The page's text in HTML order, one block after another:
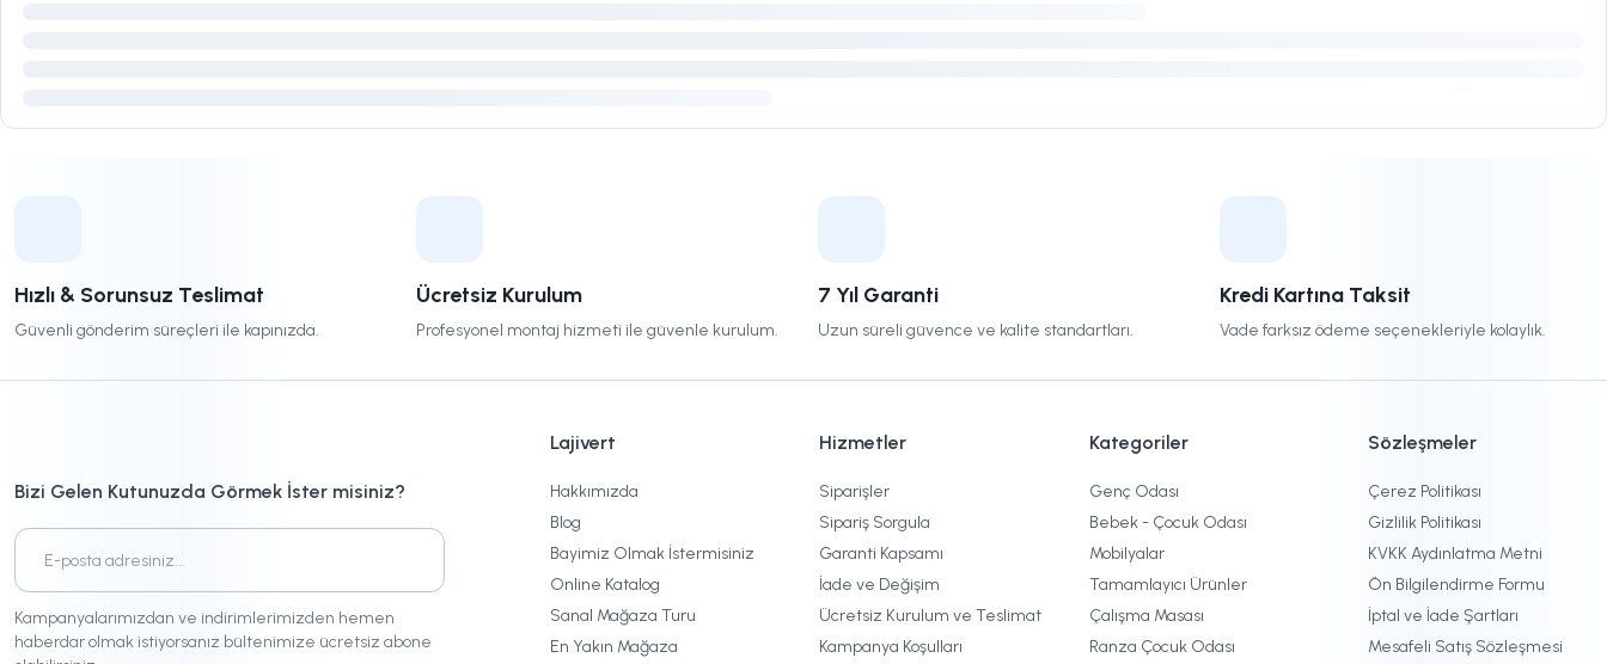
Hızlı & Sorunsuz Teslimat
Güvenli gönderim süreçleri ile kapınızda.
Ücretsiz Kurulum
Profesyonel montaj hizmeti ile güvenle kurulum.
7 Yıl Garanti
Uzun süreli güvence ve kalite standartları.
Kredi Kartına Taksit
Vade farksız ödeme seçenekleriyle kolaylık.
Lajivert
Hakkımızda
Blog
Bayimiz Olmak İstermisiniz
Online Katalog
Sanal Mağaza Turu
En Yakın Mağaza
Hizmetler
Siparişler
Sipariş Sorgula
Garanti Kapsamı
İade ve Değişim
Ücretsiz Kurulum ve Teslimat
Kampanya Koşulları
Kategoriler
Genç Odası
Bebek - Çocuk Odası
Mobilyalar
Tamamlayıcı Ürünler
Çalışma Masası
Ranza Çocuk Odası
Sözleşmeler
Çerez Politikası
Gizlilik Politikası
KVKK Aydınlatma Metni
Ön Bilgilendirme Formu
İptal ve İade Şartları
Mesafeli Satış Sözleşmesi
Bizi Gelen Kutunuzda Görmek İster misiniz?
Kampanyalarımızdan ve indirimlerimizden hemen
haberdar olmak istiyorsanız bültenimize ücretsiz abone